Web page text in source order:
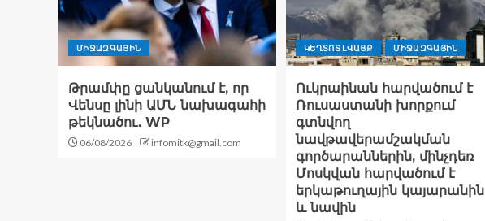
ՄԻՋԱԶԳԱՅԻՆ
Թրամփը ցանկանում է, որ
Վենսը լինի ԱՄՆ նախագահի
թեկնածու․ WP
06/08/2026 infomitk@gmail.com
ԿԵՂՏՈՏ ԼՎԱՑՔ ՄԻՋԱԶԳԱՅԻՆ
Ուկրաինան հարվածում է
Ռուսաստանի խորքում
գտնվող
նավթավերամշակման
գործարաններին, մինչդեռ
Մոսկվան հարվածում է
երկաթուղային կայարանին
և նավին